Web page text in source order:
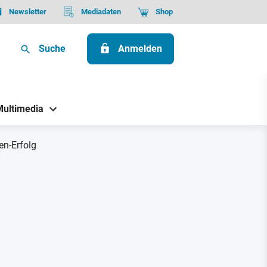
Newsletter Mediadaten Shop
Suche Anmelden
Erfolg